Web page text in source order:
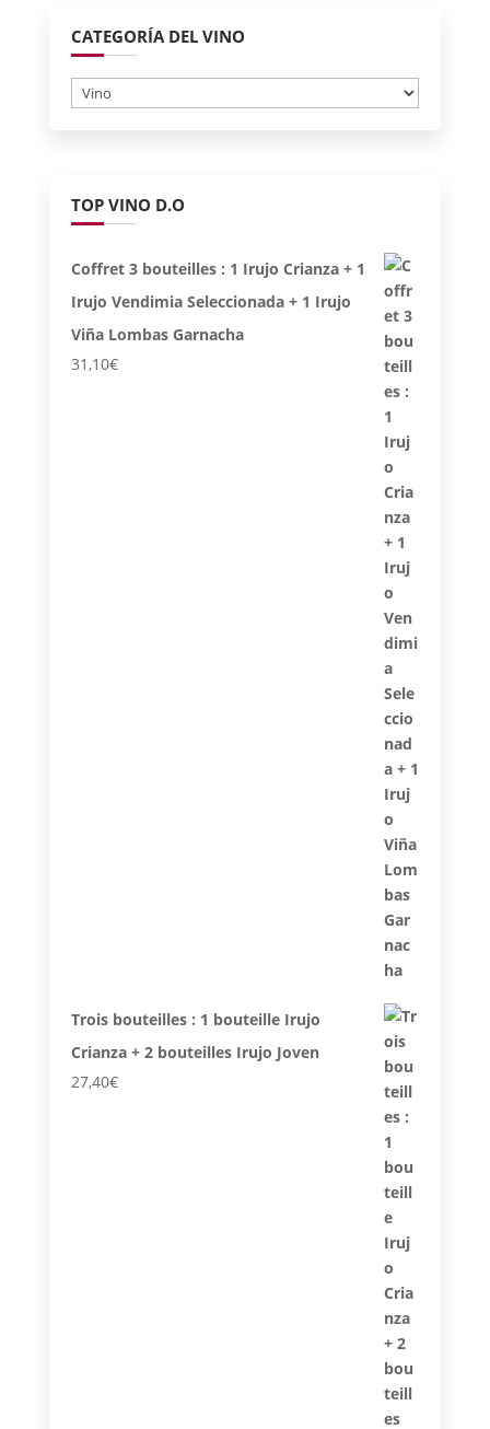
CATEGORÍA DEL VINO
TOP VINO D.O
Coffret 3 bouteilles : 1 Irujo Crianza + 1
Irujo Vendimia Seleccionada + 1 Irujo
Viña Lombas Garnacha
31,10€
Trois bouteilles : 1 bouteille Irujo
Crianza + 2 bouteilles Irujo Joven
27,40€